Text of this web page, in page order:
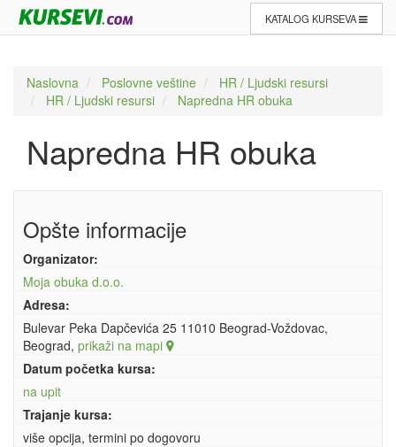
KATALOG KURSEVA
Naslovna Poslovne veštine
HR / Ljudski resursi
HR / Ljudski resursi
Napredna HR obuka
Napredna HR obuka
Opšte informacije
Organizator:
Moja obuka d.o.o.
Adresa:
Bulevar Peka Dapčevića 25 11010 Beograd-Voždovac,
Beograd, prikaži na mapi
Datum početka kursa:
na upit
Trajanje kursa:
više opcija, termini po dogovoru